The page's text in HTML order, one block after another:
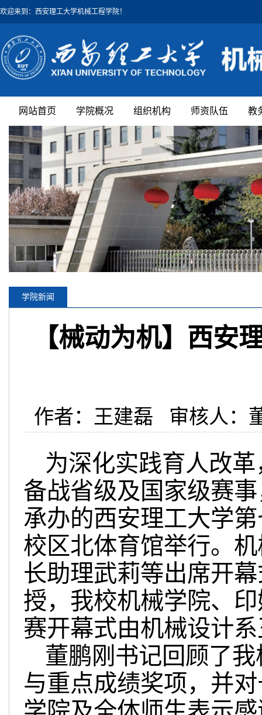
欢迎来到：西安理工大学机械工程学院！
网站首页 学院概况 组织机构 师资队伍 教
学院新闻
【械动为机】西安
作者：王建磊 审核人
为深化实践育人改
备战省级及国家级赛
承办的西安理工大学
校区北体育馆举行。
长助理武莉等出席开
授，我校机械学院、
赛开幕式由机械设计
董鹏刚书记回顾了
与重点成绩奖项，并